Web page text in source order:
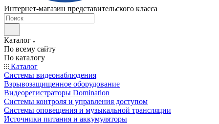
Интернет-магазин представительского класса
Каталог
По всему сайту
По каталогу
Каталог
Системы видеонаблюдения
Взрывозащищенное оборудование
Видеорегистраторы Domination
Системы контроля и управления доступом
Системы оповещения и музыкальной трансляции
Источники питания и аккумуляторы